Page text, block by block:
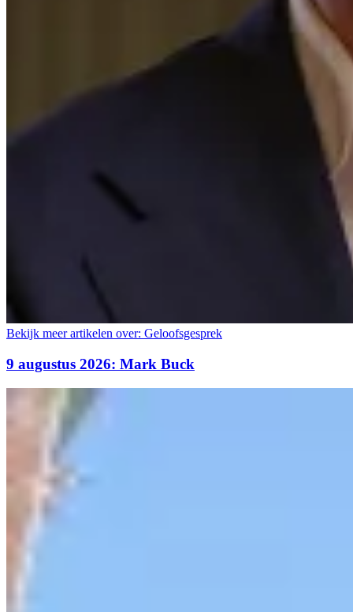
Bekijk meer artikelen over: Geloofsgesprek
9 augustus 2026: Mark Buck